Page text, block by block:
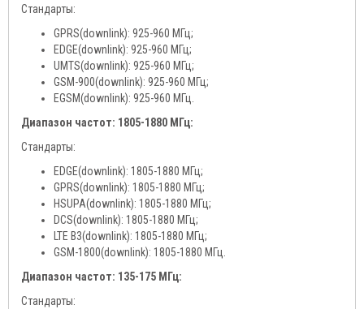
Стандарты:
GPRS(downlink): 925-960 МГц;
EDGE(downlink): 925-960 МГц;
UMTS(downlink): 925-960 МГц;
GSM-900(downlink): 925-960 МГц;
EGSM(downlink): 925-960 МГц.
Диапазон частот: 1805-1880 МГц:
Стандарты:
EDGE(downlink): 1805-1880 МГц;
GPRS(downlink): 1805-1880 МГц;
HSUPA(downlink): 1805-1880 МГц;
DCS(downlink): 1805-1880 МГц;
LTE B3(downlink): 1805-1880 МГц;
GSM-1800(downlink): 1805-1880 МГц.
Диапазон частот: 135-175 МГц:
Стандарты: